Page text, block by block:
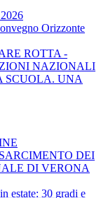
Orizzonte
ROTTA -
NAZIONALI
SCUOLA. UNA
DEI
DI VERONA
estate: 30 gradi e